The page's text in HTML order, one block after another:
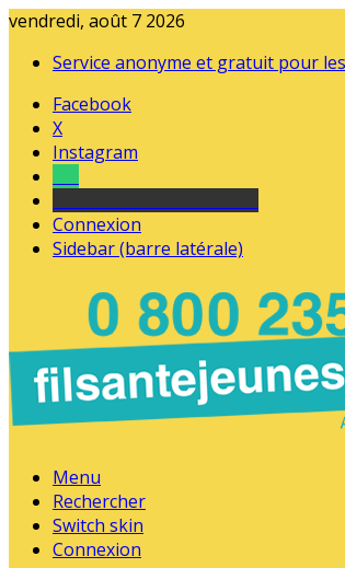
vendredi, août 7 2026
Service anonyme et gratuit pour
Facebook
X
Instagram
Connexion
Sidebar (barre latérale)
Menu
Rechercher
Switch skin
Connexion